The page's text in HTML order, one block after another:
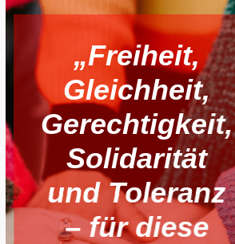
h
„Freiheit,
Gleichheit,
Gerechtigkeit,
Solidarität
und Toleranz
– für diese